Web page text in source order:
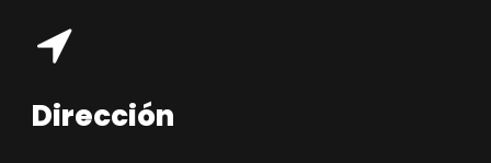
Dirección